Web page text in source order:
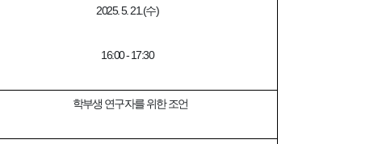
2025. 5. 21.(수)
16:00 - 17:30
학부생 연구자를 위한 조언